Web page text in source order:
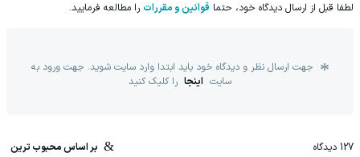
لطفا قبل از ارسال دیدگاه خود، حتما قوانین و مقررات را مطالعه فرمایید.
جهت ارسال نظر و دیدگاه خود باید ابتدا وارد سایت شوید. جهت ورود به
سایت اینجا را کلیک کنید
127 دیدگاه بر اساس محبوب ترین